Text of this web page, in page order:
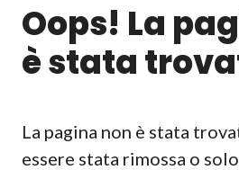
Oops! La
è stata
La pagina non è stata
essere stata rimossa o